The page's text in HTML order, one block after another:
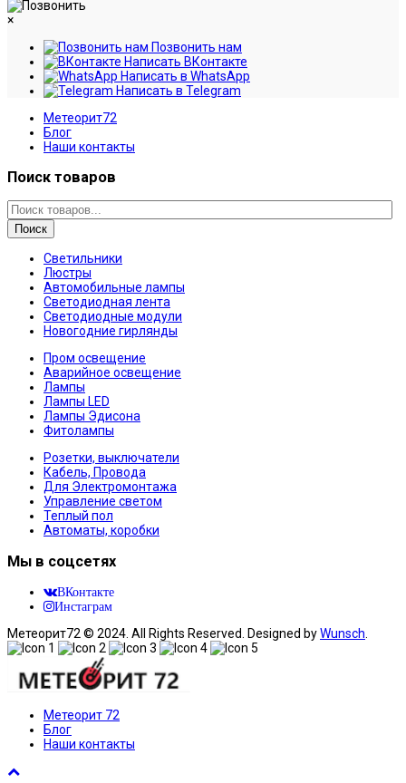
×
Позвонить нам
Написать ВКонтакте
Написать в WhatsApp
Написать в Telegram
Метеорит72
Блог
Наши контакты
Поиск товаров
Поиск
Светильники
Люстры
Автомобильные лампы
Светодиодная лента
Светодиодные модули
Новогодние гирлянды
Пром освещение
Аварийное освещение
Лампы
Лампы LED
Лампы Эдисона
Фитолампы
Розетки, выключатели
Кабель, Провода
Для Электромонтажа
Управление светом
Теплый пол
Автоматы, коробки
Мы в соцсетях
ВКонтакте
Инстаграм
Метеорит72 © 2024. All Rights Reserved. Designed byWunsch
Метеорит 72
Блог
Наши контакты